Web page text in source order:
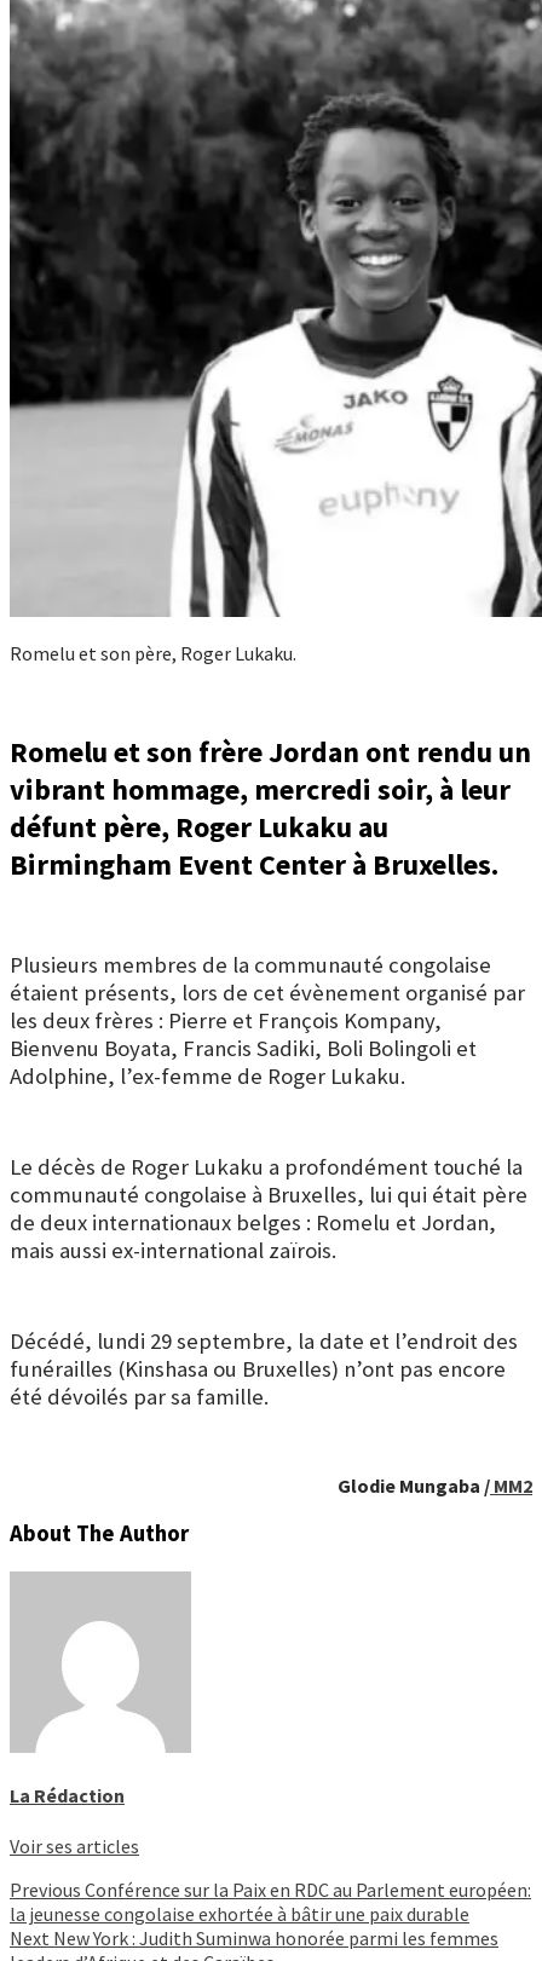
Romelu et son père, Roger Lukaku.
Romelu et son frère Jordan ont rendu un
vibrant hommage, mercredi soir, à leur
défunt père, Roger Lukaku au
Birmingham Event Center à Bruxelles.
Plusieurs membres de la communauté congolaise
étaient présents, lors de cet évènement organisé par
les deux frères : Pierre et François Kompany,
Bienvenu Boyata, Francis Sadiki, Boli Bolingoli et
Adolphine, l’ex-femme de Roger Lukaku.
Le décès de Roger Lukaku a profondément touché la
communauté congolaise à Bruxelles, lui qui était père
de deux internationaux belges : Romelu et Jordan,
mais aussi ex-international zaïrois.
Décédé, lundi 29 septembre, la date et l’endroit des
funérailles (Kinshasa ou Bruxelles) n’ont pas encore
été dévoilés par sa famille.
Glodie Mungaba / MM2
About The Author
La Rédaction
Voir ses articles
Continue
Reading
Previous Conférence sur la Paix en RDC au Parlement européen:
la jeunesse congolaise exhortée à bâtir une paix durable
Next New York : Judith Suminwa honorée parmi les femmes